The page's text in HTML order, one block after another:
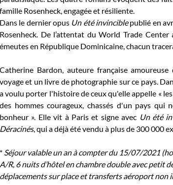
famille Rosenheck, engagée et résiliente.
Dans le dernier opus Un été invincible publié en
Rosenheck. De l’attentat du World Trade
émeutes en République Dominicaine, chacun
Catherine Bardon, auteure française
voyage et un livre de photographie sur ce pays.
a voulu porter l'histoire de ceux qu'elle appelle «
des hommes courageux, chassés d'un pays
bonheur ». Elle vit à Paris et signe avec Un été
Déracinés, qui a déjà été vendu à plus de 300 000
* Séjour valable un an à compter du 15/07/2021
A/R, 6 nuits d’hôtel en chambre double avec petit
déplacements sur place et transferts aéroport non